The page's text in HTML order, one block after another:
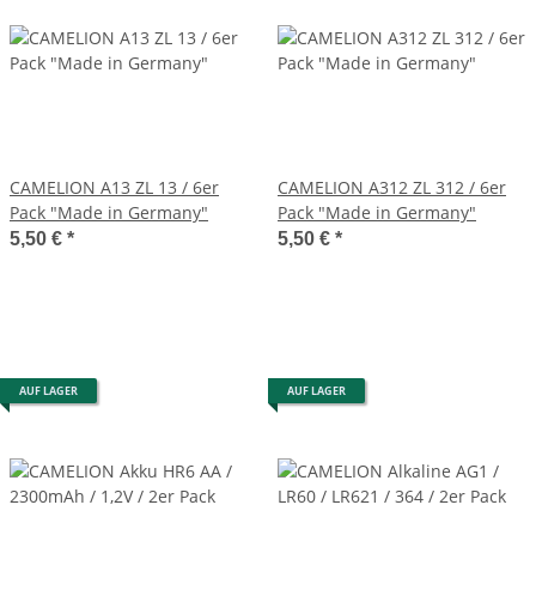
CAMELION A13 ZL 13 / 6er
Pack "Made in Germany"
5,50 € *
CAMELION A312 ZL 312 / 6er
Pack "Made in Germany"
5,50 € *
AUF LAGER AUF LAGER